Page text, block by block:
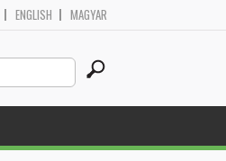
ENGLISH MAGYAR
Search
this
site